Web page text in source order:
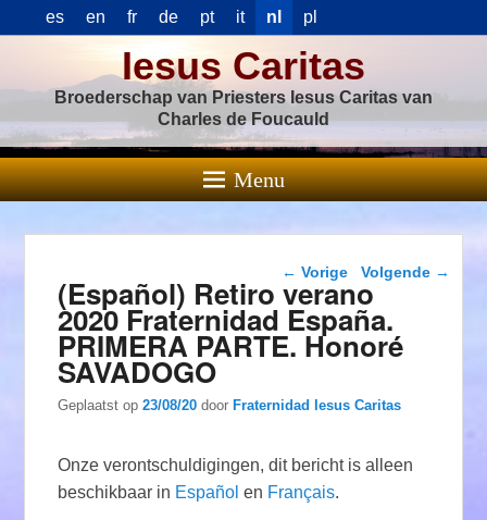
es en fr de pt it nl pl
Iesus Caritas
Broederschap van Priesters Iesus Caritas van
Charles de Foucauld
Menu
Berichtnavigatie
← Vorige Volgende →
(Español) Retiro verano
2020 Fraternidad España.
PRIMERA PARTE. Honoré
SAVADOGO
Geplaatst op23/08/20 doorFraternidad Iesus Caritas
Onze verontschuldigingen, dit bericht is alleen
beschikbaar in Español en Français.